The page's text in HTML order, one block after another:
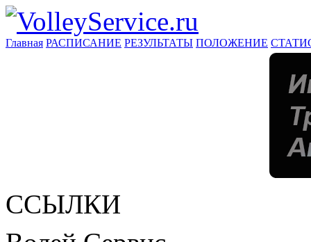
Главная РАСПИСАНИЕ РЕЗУЛЬТАТЫ ПОЛОЖЕНИЕ
ССЫЛКИ